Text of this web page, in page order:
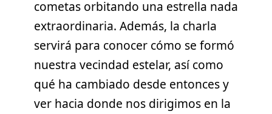
cometas orbitando una estrella nada
extraordinaria. Además, la charla
servirá para conocer cómo se formó
nuestra vecindad estelar, así como
qué ha cambiado desde entonces y
ver hacia donde nos dirigimos en la